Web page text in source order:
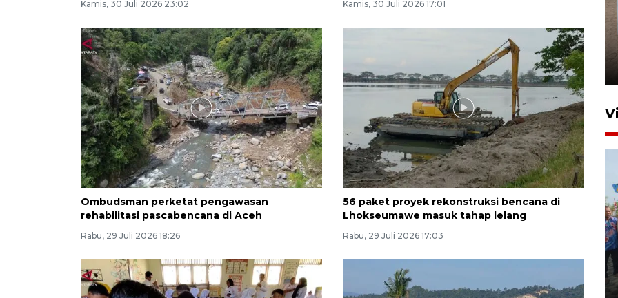
Kamis, 30 Juli 2026 23:02 Kamis, 30 Juli 2026 17:01
Ombudsman perketat pengawasan
rehabilitasi pascabencana di Aceh
Rabu, 29 Juli 2026 18:26
56 paket proyek rekonstruksi bencana di
Lhokseumawe masuk tahap lelang
Rabu, 29 Juli 2026 17:03
FOTO - Arus libur Panjang ke
Sabang meningkat
Pemkot Lhokseumawe siap
terima peralihan RSUD Cut
Meutia
31 Juli 2026 20:28